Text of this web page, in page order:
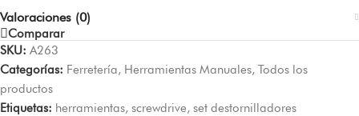
Valoraciones (0)
Comparar
SKU: A263
Categorías: Ferretería, Herramientas Manuales, Todos los
productos
Etiquetas: herramientas, screwdrive, set destornilladores